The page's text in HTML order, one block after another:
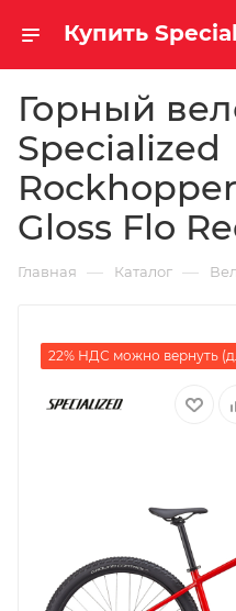
Горный
Specialized
Rockhopper
Gloss Flo
Главная — Каталог —
22% НДС можно вернуть